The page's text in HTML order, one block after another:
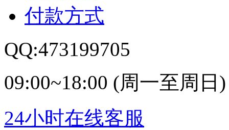
付款方式
QQ:473199705
09:00~18:00 (周一至周日)
24小时在线客服